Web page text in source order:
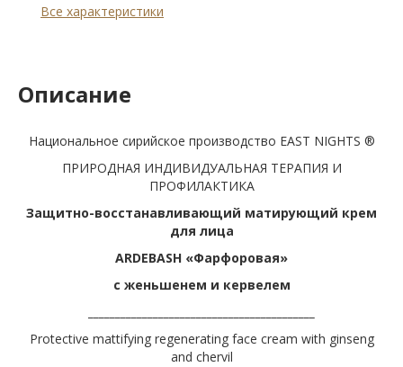
Все характеристики
Описание
Национальное сирийское производство EAST NIGHTS ®
ПРИРОДНАЯ ИНДИВИДУАЛЬНАЯ ТЕРАПИЯ И
ПРОФИЛАКТИКА
Защитно-восстанавливающий матирующий крем
для лица
ARDEBASH «Фарфоровая»
с женьшенем и кервелем
Protective mattifying regenerating face cream with ginseng
and chervil